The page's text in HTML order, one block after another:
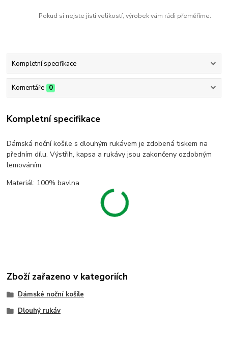
Pokud si nejste jisti velikostí, výrobek vám rádi přeměříme.
Kompletní specifikace
Komentáře 0
Kompletní specifikace
Dámská noční košile s dlouhým rukávem je zdobená tiskem na
předním dílu. Výstřih, kapsa a rukávy jsou zakončeny ozdobným
lemováním.
Materiál: 100% bavlna
Zboží zařazeno v kategoriích
Dámské noční košile
Dlouhý rukáv